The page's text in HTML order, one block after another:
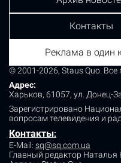
© 2001-2026, Staus Quo.
Адрес:
Харьков, 61057, ул. Донец-
Зарегистрировано
вопросам телевидения и
Контакты:
E-Mail: sq@sq.com.ua
Главный редактор Наталья
Контакты
Реклама в один